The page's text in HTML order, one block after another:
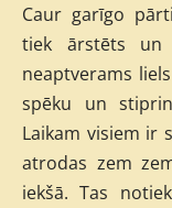
Caur garīgo
tiek ārstēts un
neaptverams
spēku un
Laikam visiem ir
atrodas zem
iekšā. Tas